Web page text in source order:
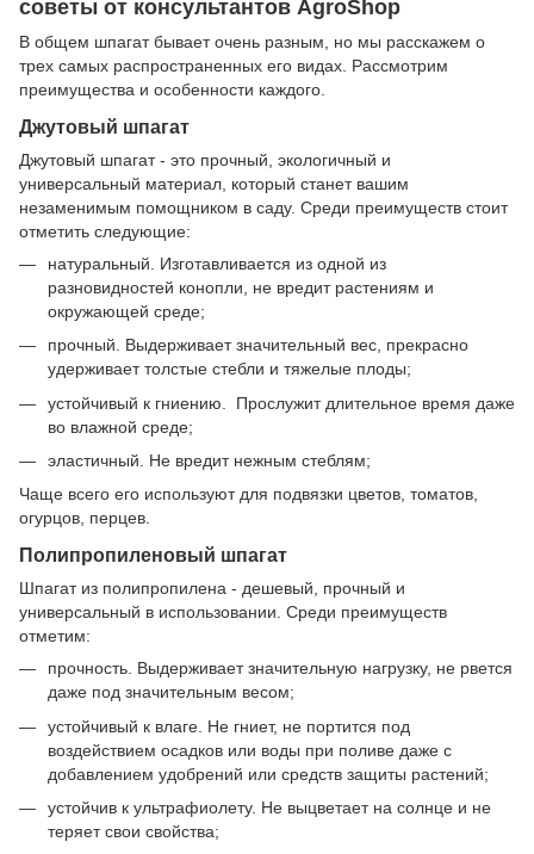
советы от консультантов AgroShop
В общем шпагат бывает очень разным, но мы расскажем о
трех самых распространенных его видах. Рассмотрим
преимущества и особенности каждого.
Джутовый шпагат
Джутовый шпагат - это прочный, экологичный и
универсальный материал, который станет вашим
незаменимым помощником в саду. Среди преимуществ стоит
отметить следующие:
натуральный. Изготавливается из одной из
разновидностей конопли, не вредит растениям и
окружающей среде;
прочный. Выдерживает значительный вес, прекрасно
удерживает толстые стебли и тяжелые плоды;
устойчивый к гниению. Прослужит длительное время даже
во влажной среде;
эластичный. Не вредит нежным стеблям;
Чаще всего его используют для подвязки цветов, томатов,
огурцов, перцев.
Полипропиленовый шпагат
Шпагат из полипропилена - дешевый, прочный и
универсальный в использовании. Среди преимуществ
отметим:
прочность. Выдерживает значительную нагрузку, не рвется
даже под значительным весом;
устойчивый к влаге. Не гниет, не портится под
воздействием осадков или воды при поливе даже с
добавлением удобрений или средств защиты растений;
устойчив к ультрафиолету. Не выцветает на солнце и не
теряет свои свойства;